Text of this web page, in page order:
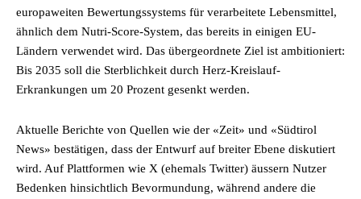
europaweiten Bewertungssystems für verarbeitete Lebensmittel,
ähnlich dem Nutri-Score-System, das bereits in einigen EU-
Ländern verwendet wird. Das übergeordnete Ziel ist ambitioniert:
Bis 2035 soll die Sterblichkeit durch Herz-Kreislauf-
Erkrankungen um 20 Prozent gesenkt werden.
Aktuelle Berichte von Quellen wie der «Zeit» und «Südtirol
News» bestätigen, dass der Entwurf auf breiter Ebene diskutiert
wird. Auf Plattformen wie X (ehemals Twitter) äussern Nutzer
Bedenken hinsichtlich Bevormundung, während andere die